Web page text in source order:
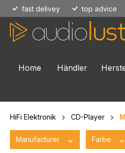
to main content
Skip to search
Skip to main navigation
fast delivey top advice
Home Händler
HiFi Elektronik CD-Player
Manufacturer Farbe